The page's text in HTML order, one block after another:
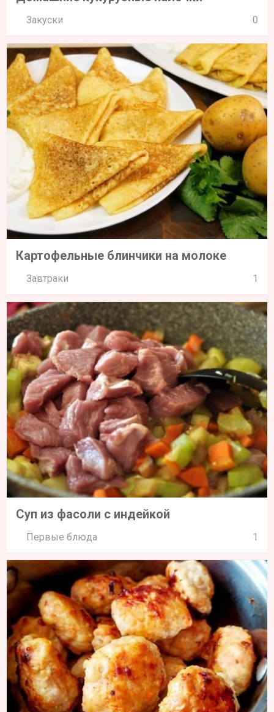
Закуски 0
Картофельные блинчики на молоке
Завтраки 1
Суп из фасоли с индейкой
Первые блюда 1